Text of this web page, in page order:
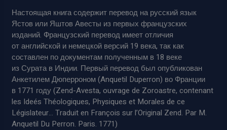
Настоящая книга содержит перевод на русский язык
Ястов или Яштов Авесты из первых французских
изданий. Французский перевод имеет отличия
от английской и немецкой версий 19 века, так как
составлен по документам полученным в 18 веке
из Сурата в Индии. Первый перевод был опубликован
Анкетилем Дюперроном (Anquetil Duperron) во Франции
в 1771 году (Zend-Avesta, ouvrage de Zoroastre, contenant
les Ideés Théologiques, Physiques et Morales de ce
Législateur… Traduit en François sur l’Original Zend. Par M.
Anquetil Du Perron. Paris. 1771)